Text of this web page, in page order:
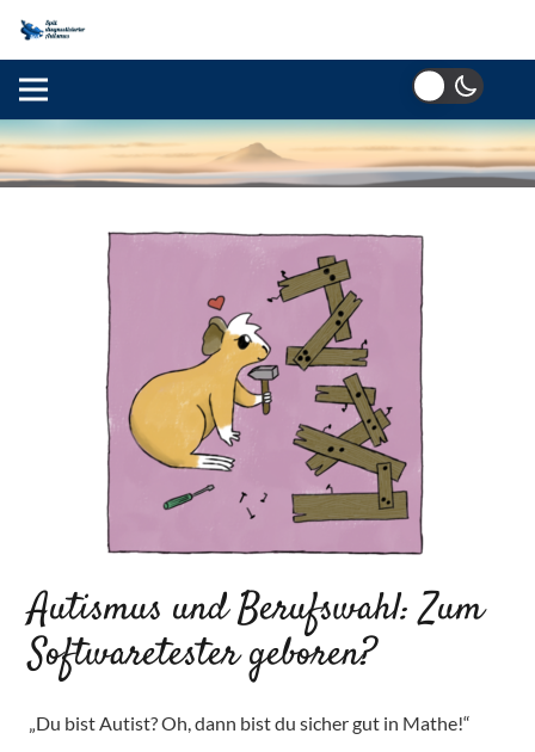
Autismus und Berufswahl: Zum
Softwaretester geboren?
„Du bist Autist? Oh, dann bist du sicher gut in Mathe!“